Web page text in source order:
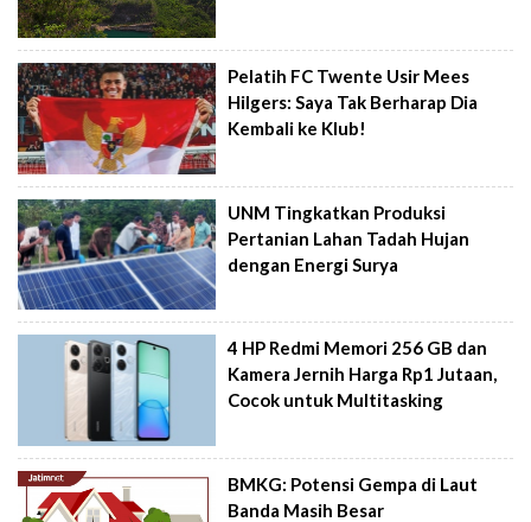
Pelatih FC Twente Usir Mees
Hilgers: Saya Tak Berharap Dia
Kembali ke Klub!
UNM Tingkatkan Produksi
Pertanian Lahan Tadah Hujan
dengan Energi Surya
4 HP Redmi Memori 256 GB dan
Kamera Jernih Harga Rp1 Jutaan,
Cocok untuk Multitasking
BMKG: Potensi Gempa di Laut
Banda Masih Besar